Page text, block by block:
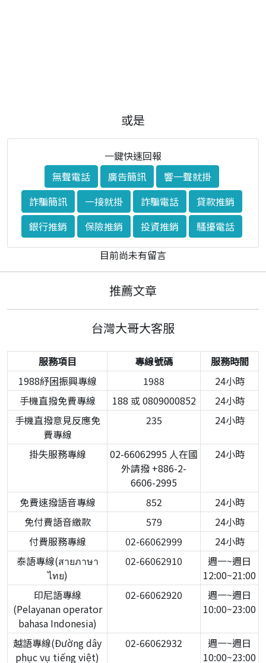
或是
一鍵快速回報
無聲電話
廣告簡訊
響一聲就掛
詐騙簡訊
一接就掛 詐騙電話
貸款推銷
銀行推銷
保險推銷 投資推銷
騷擾電話
目前尚未有留言
推薦文章
台灣大哥大客服
服務項目 專線號碼
服務時間
1988紓困振興專線
1988
24小時
手機直撥免費專線
188 或 0809000852
24小時
手機直撥意見反應免
費專線
235 24小時
掛失服務專線
02-66062995 人在國
外請撥 +886-2-
6606-2995
24小時
免費速撥語音專線 852
24小時
免付費語音繳款
579
24小時
付費服務專線
02-66062999
24小時
泰語專線(สายภาษา
ไทย)
02-66062910
週一~週日
12:00~21:00
印尼語專線
(Pelayanan operator
bahasa Indonesia)
02-66062920
週一~週日
10:00~23:00
越語專線(Đường dây
phục vụ tiếng việt)
02-66062932
週一~週日
10:00~23:00